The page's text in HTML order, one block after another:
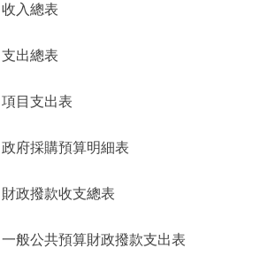
參與調查
北京概況
綠色北京
ENGLISH
入總表
出總表
目支出表
採購預算明細表
撥款收支總表
公共預算財政撥款支出表